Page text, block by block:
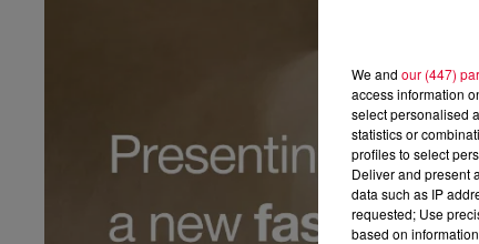
We and our (447)
access information
select personalised
statistics or
profiles to select
Deliver and present
data such as IP
requested; Use
based on